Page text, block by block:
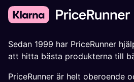
Sedan 1999 har PriceRunner
att hitta bästa produkterna till
PriceRunner är helt oberoende